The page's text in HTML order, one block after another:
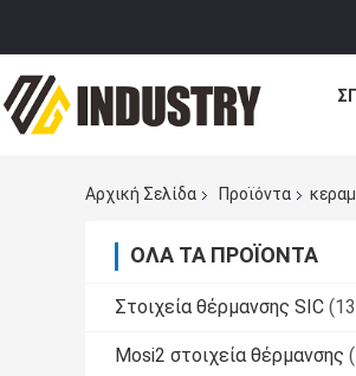
Αρχική Σελίδα Προϊόντα
ΌΛΑ ΤΑ ΠΡΟΪΌΝΤΑ
Στοιχεία θέρμανσης SIC
Mosi2 στοιχεία θέρμανσης